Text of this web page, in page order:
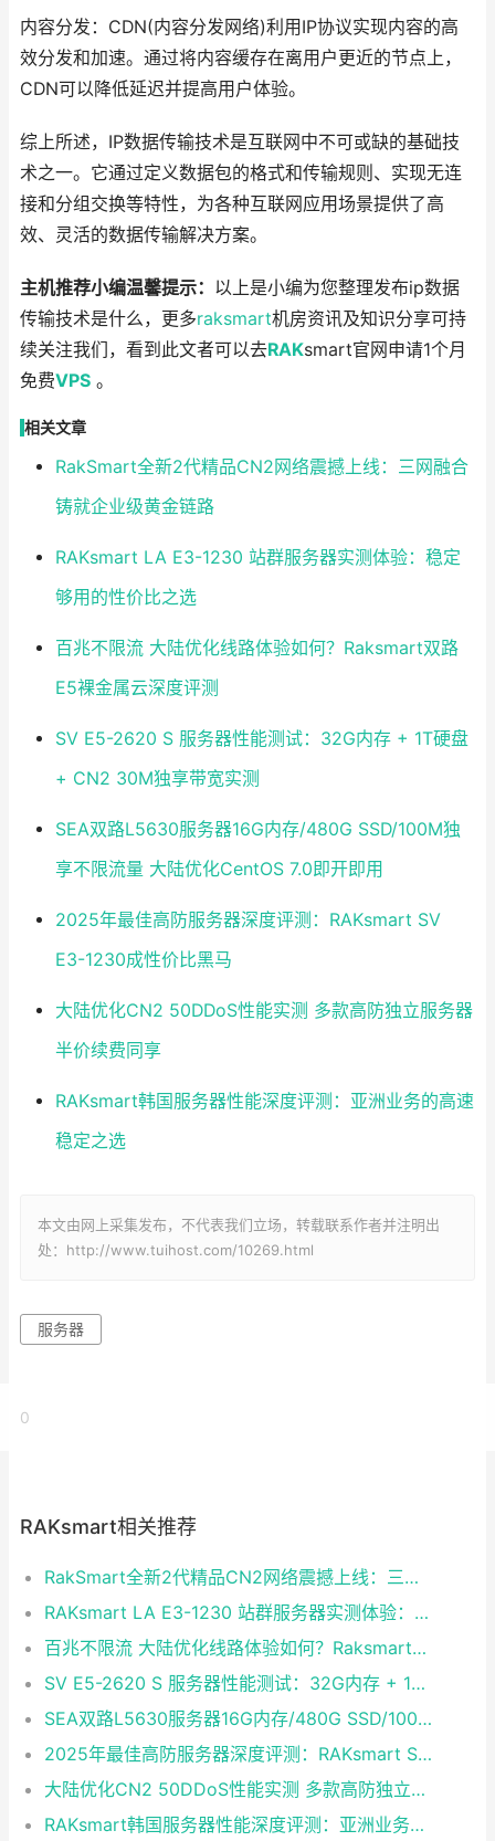
内容分发：CDN(内容分发网络)利用IP协议实现内容的高
效分发和加速。通过将内容缓存在离用户更近的节点上，
CDN可以降低延迟并提高用户体验。
综上所述，IP数据传输技术是互联网中不可或缺的基础技
术之一。它通过定义数据包的格式和传输规则、实现无连
接和分组交换等特性，为各种互联网应用场景提供了高
效、灵活的数据传输解决方案。
主机推荐小编温馨提示： 以上是小编为您整理发布ip数据
传输技术是什么，更多raksmart机房资讯及知识分享可持
续关注我们，看到此文者可以去RAKsmart官网申请1个月
免费VPS 。
相关文章
RakSmart全新2代精品CN2网络震撼上线：三网融合
铸就企业级黄金链路
RAKsmart LA E3-1230 站群服务器实测体验：稳定
够用的性价比之选
百兆不限流 大陆优化线路体验如何？Raksmart双路
E5裸金属云深度评测
SV E5-2620 S 服务器性能测试：32G内存 + 1T硬盘
+ CN2 30M独享带宽实测
SEA双路L5630服务器16G内存/480G SSD/100M独
享不限流量 大陆优化CentOS 7.0即开即用
2025年最佳高防服务器深度评测：RAKsmart SV
E3-1230成性价比黑马
大陆优化CN2 50DDoS性能实测 多款高防独立服务器
半价续费同享
RAKsmart韩国服务器性能深度评测：亚洲业务的高速
稳定之选
本文由网上采集发布，不代表我们立场，转载联系作者并注明出
处：http://www.tuihost.com/10269.html
服务器
0
RAKsmart相关推荐
RakSmart全新2代精品CN2网络震撼上线：三网融合铸就企业级黄金链路
RAKsmart LA E3-1230 站群服务器实测体验：稳定够用的性价比之选
百兆不限流 大陆优化线路体验如何？Raksmart双路E5裸金属云深度评测
SV E5-2620 S 服务器性能测试：32G内存 + 1T硬盘 + CN2 30M独享带宽实测
SEA双路L5630服务器16G内存/480G SSD/100M独享不限流量 大陆优化CentOS 7.0即开即用
2025年最佳高防服务器深度评测：RAKsmart SV E3-1230成性价比黑马
大陆优化CN2 50DDoS性能实测 多款高防独立服务器半价续费同享
RAKsmart韩国服务器性能深度评测：亚洲业务的高速稳定之选